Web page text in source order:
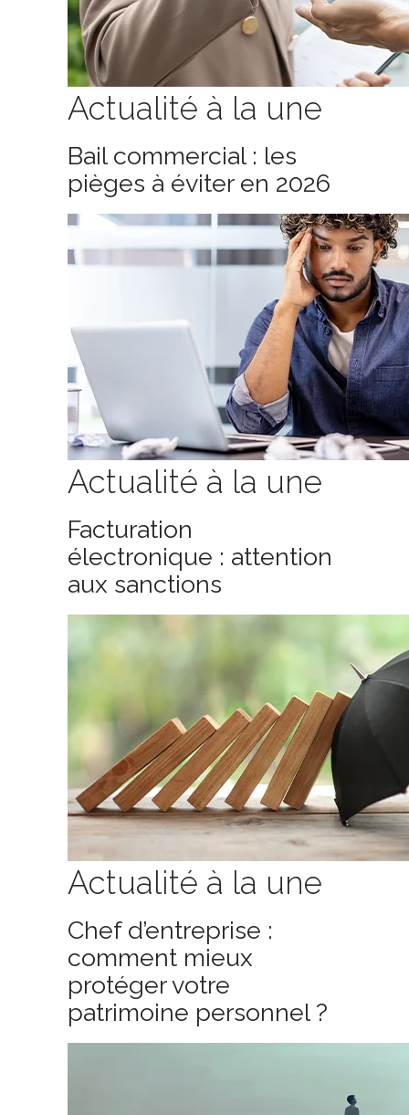
Actualité à la une
Bail commercial : les
pièges à éviter en 2026
Actualité à la une
Facturation
électronique : attention
aux sanctions
Actualité à la une
Chef d’entreprise :
comment mieux
protéger votre
patrimoine personnel ?